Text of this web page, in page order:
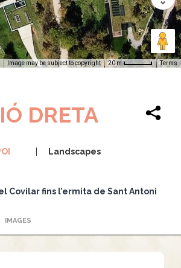
Image may be subject to copyright 20 m Terms
DRETA
Landscapes
Covilar fins l’ermita de Sant Antoni
IMAGES